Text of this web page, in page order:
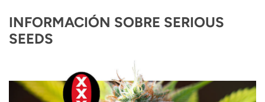
INFORMACIÓN SOBRE SERIOUS
SEEDS